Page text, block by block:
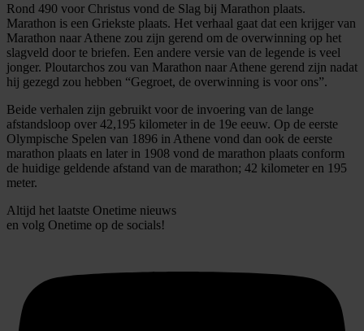
Rond 490 voor Christus vond de Slag bij Marathon plaats.
Marathon is een Griekste plaats. Het verhaal gaat dat een krijger van
Marathon naar Athene zou zijn gerend om de overwinning op het
slagveld door te briefen. Een andere versie van de legende is veel
jonger. Ploutarchos zou van Marathon naar Athene gerend zijn nadat
hij gezegd zou hebben “Gegroet, de overwinning is voor ons”.
Beide verhalen zijn gebruikt voor de invoering van de lange
afstandsloop over 42,195 kilometer in de 19e eeuw. Op de eerste
Olympische Spelen van 1896 in Athene vond dan ook de eerste
marathon plaats en later in 1908 vond de marathon plaats conform
de huidige geldende afstand van de marathon; 42 kilometer en 195
meter.
Altijd het laatste Onetime nieuws
en volg Onetime op de socials!